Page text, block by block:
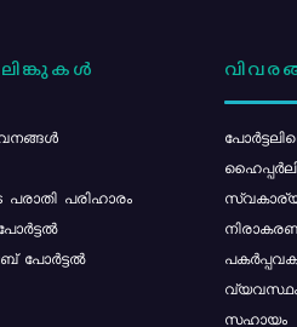
ലിങ്കുകൾ
പരിഹാരം
പോർട്ടൽ
സഹായം